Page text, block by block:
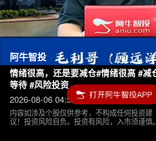
阿牛智投
情绪很高，还是要减仓#情绪很高 #减
等待 #风险投资
2026-08-06 04:55
内容如涉及个股仅供参考，不构成任何投资建
议！投资风险自负。投资有风险，入市须谨慎。